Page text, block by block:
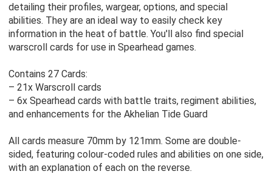
detailing their profiles, wargear, options, and special
abilities. They are an ideal way to easily check key
information in the heat of battle. You'll also find special
warscroll cards for use in Spearhead games.
Contains 27 Cards:
– 21x Warscroll cards
– 6x Spearhead cards with battle traits, regiment abilities,
and enhancements for the Akhelian Tide Guard
All cards measure 70mm by 121mm. Some are double-
sided, featuring colour-coded rules and abilities on one side,
with an explanation of each on the reverse.